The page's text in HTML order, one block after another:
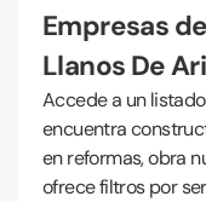
Empresas de construcción en Los
Llanos De
Accede a un
encuentra
en reformas, obra
ofrece filtros por